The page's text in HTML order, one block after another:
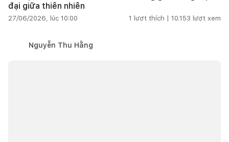
đại giữa thiên nhiên
27/06/2026, lúc 10:00 1 lượt thích | 10.153 lượt xem
Nguyễn Thu Hằng